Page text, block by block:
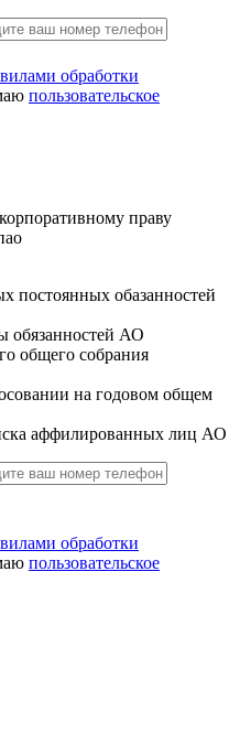
обработки
пользовательское
праву
постоянных обазанностей
обязанностей АО
общего собрания
на годовом общем
аффилированных лиц АО
обработки
пользовательское